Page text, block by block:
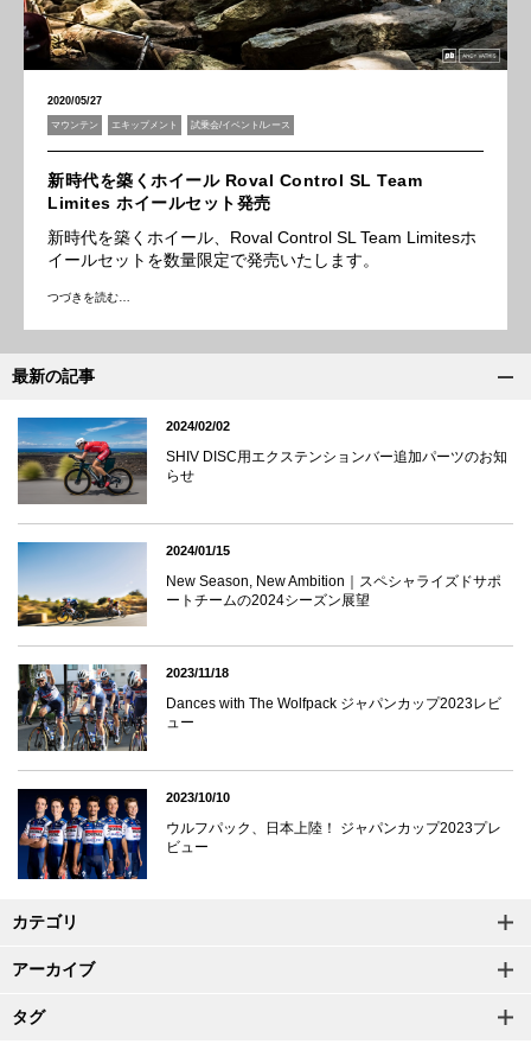
2020/05/27
マウンテン エキップメント 試乗会/イベント/レース
新時代を築くホイール Roval Control SL Team
Limites ホイールセット発売
新時代を築くホイール、Roval Control SL Team Limitesホ
イールセットを数量限定で発売いたします。
つづきを読む…
最新の記事
2024/02/02
SHIV DISC用エクステンションバー追加パーツのお知
らせ
2024/01/15
New Season, New Ambition｜スペシャライズドサポ
ートチームの2024シーズン展望
2023/11/18
Dances with The Wolfpack ジャパンカップ2023レビ
ュー
2023/10/10
ウルフパック、日本上陸！ ジャパンカップ2023プレ
ビュー
カテゴリ
アーカイブ
タグ